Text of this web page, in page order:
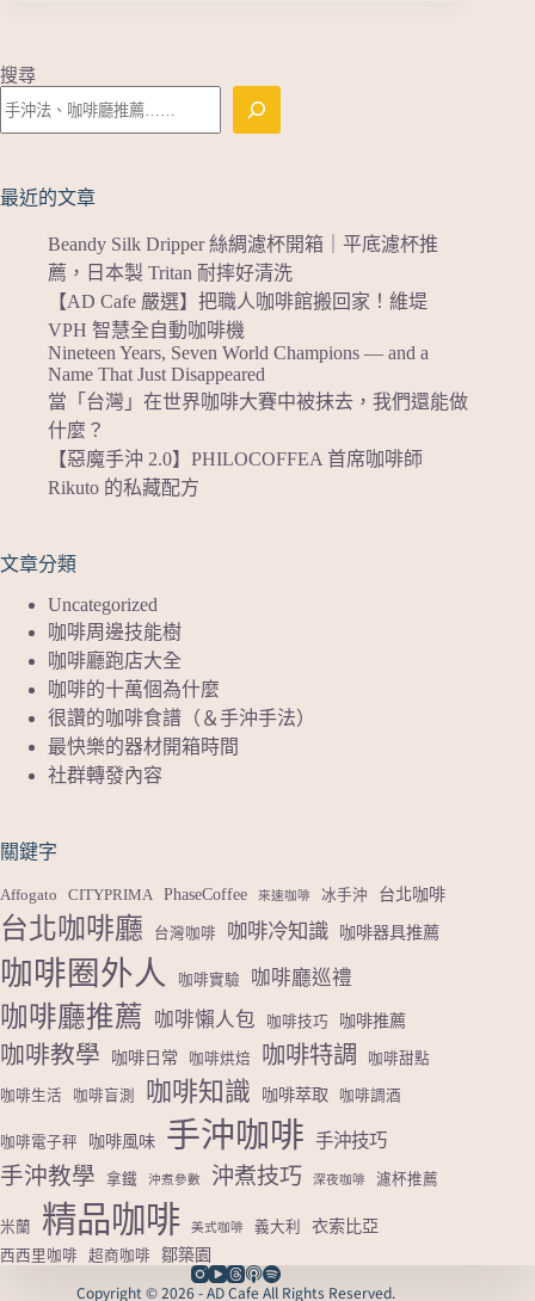
搜尋
最近的文章
Beandy Silk Dripper 絲綢濾杯開箱｜平底濾杯推
薦，日本製 Tritan 耐摔好清洗
【AD Cafe 嚴選】把職人咖啡館搬回家！維堤
VPH 智慧全自動咖啡機
Nineteen Years, Seven World Champions — and a
Name That Just Disappeared
當「台灣」在世界咖啡大賽中被抹去，我們還能做
什麼？
【惡魔手沖 2.0】PHILOCOFFEA 首席咖啡師
Rikuto 的私藏配方
文章分類
Uncategorized
咖啡周邊技能樹
咖啡廳跑店大全
咖啡的十萬個為什麼
很讚的咖啡食譜（＆手沖手法）
最快樂的器材開箱時間
社群轉發內容
關鍵字
Affogato CITYPRIMA PhaseCoffee 來速咖啡 冰手沖 台北咖啡
台北咖啡廳 台灣咖啡 咖啡冷知識 咖啡器具推薦
咖啡圈外人 咖啡實驗 咖啡廳巡禮
咖啡廳推薦 咖啡懶人包 咖啡技巧 咖啡推薦
咖啡教學 咖啡日常 咖啡烘焙 咖啡特調 咖啡甜點
咖啡生活 咖啡盲測 咖啡知識 咖啡萃取 咖啡調酒
咖啡電子秤 咖啡風味 手沖咖啡 手沖技巧
手沖教學 拿鐵 沖煮參數 沖煮技巧 深夜咖啡 濾杯推薦
米蘭 精品咖啡 美式咖啡 義大利 衣索比亞
西西里咖啡 超商咖啡 鄒築園
Copyright © 2026 - AD Cafe All Rights Reserved.